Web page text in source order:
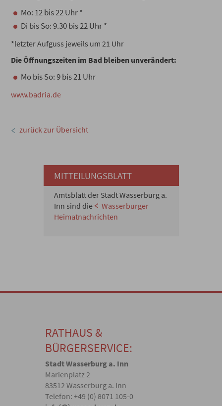
Mo: 12 bis 22 Uhr *
Di bis So: 9.30 bis 22 Uhr *
*letzter Aufguss jeweils um 21 Uhr
Die Öffnungszeiten im Bad bleiben unverändert:
Mo bis So: 9 bis 21 Uhr
www.badria.de
zurück zur Übersicht
MITTEILUNGSBLATT
Amtsblatt der Stadt Wasserburg a.
Inn sind die
Wasserburger
Heimatnachrichten
RATHAUS &
BÜRGERSERVICE:
Stadt Wasserburg a. Inn
Marienplatz 2
83512 Wasserburg a. Inn
Telefon: +49 (0) 8071 105-0